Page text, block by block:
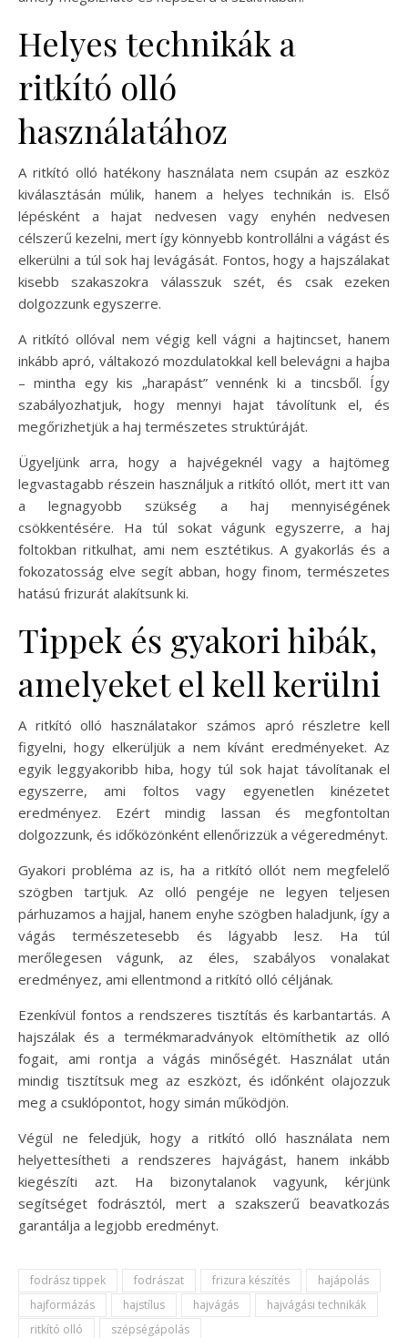
Helyes technikák a
ritkító olló
használatához
A ritkító olló hatékony használata nem csupán az eszköz
kiválasztásán múlik, hanem a helyes technikán is. Első
lépésként a hajat nedvesen vagy enyhén nedvesen
célszerű kezelni, mert így könnyebb kontrollálni a vágást és
elkerülni a túl sok haj levágását. Fontos, hogy a hajszálakat
kisebb szakaszokra válasszuk szét, és csak ezeken
dolgozzunk egyszerre.
A ritkító ollóval nem végig kell vágni a hajtincset, hanem
inkább apró, váltakozó mozdulatokkal kell belevágni a hajba
– mintha egy kis „harapást” vennénk ki a tincsből. Így
szabályozhatjuk, hogy mennyi hajat távolítunk el, és
megőrizhetjük a haj természetes struktúráját.
Ügyeljünk arra, hogy a hajvégeknél vagy a hajtömeg
legvastagabb részein használjuk a ritkító ollót, mert itt van
a legnagyobb szükség a haj mennyiségének
csökkentésére. Ha túl sokat vágunk egyszerre, a haj
foltokban ritkulhat, ami nem esztétikus. A gyakorlás és a
fokozatosság elve segít abban, hogy finom, természetes
hatású frizurát alakítsunk ki.
Tippek és gyakori hibák,
amelyeket el kell kerülni
A ritkító olló használatakor számos apró részletre kell
figyelni, hogy elkerüljük a nem kívánt eredményeket. Az
egyik leggyakoribb hiba, hogy túl sok hajat távolítanak el
egyszerre, ami foltos vagy egyenetlen kinézetet
eredményez. Ezért mindig lassan és megfontoltan
dolgozzunk, és időközönként ellenőrizzük a végeredményt.
Gyakori probléma az is, ha a ritkító ollót nem megfelelő
szögben tartjuk. Az olló pengéje ne legyen teljesen
párhuzamos a hajjal, hanem enyhe szögben haladjunk, így a
vágás természetesebb és lágyabb lesz. Ha túl
merőlegesen vágunk, az éles, szabályos vonalakat
eredményez, ami ellentmond a ritkító olló céljának.
Ezenkívül fontos a rendszeres tisztítás és karbantartás. A
hajszálak és a termékmaradványok eltömíthetik az olló
fogait, ami rontja a vágás minőségét. Használat után
mindig tisztítsuk meg az eszközt, és időnként olajozzuk
meg a csuklópontot, hogy simán működjön.
Végül ne feledjük, hogy a ritkító olló használata nem
helyettesítheti a rendszeres hajvágást, hanem inkább
kiegészíti azt. Ha bizonytalanok vagyunk, kérjünk
segítséget fodrásztól, mert a szakszerű beavatkozás
garantálja a legjobb eredményt.
fodrász tippek fodrászat frizura készítés
hajápolás
hajformázás
hajstílus hajvágás
hajvágási technikák
ritkító olló
szépségápolás